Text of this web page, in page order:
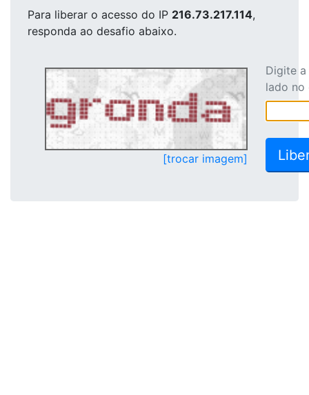
Para liberar o acesso do IP 216.73.217.114,
responda ao desafio abaixo.
[trocar imagem]
Digite
lado no